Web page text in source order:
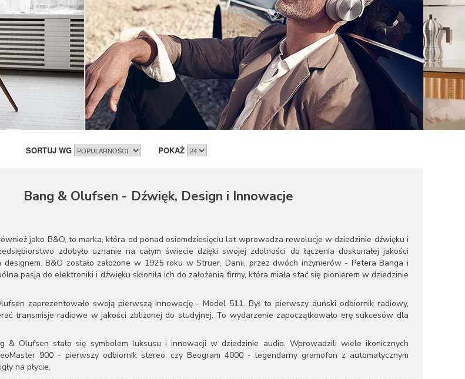
SORTUJ WG POKAŻ
Bang & Olufsen - Dźwięk, Design i Innowacje
jako B&O, to marka, która od ponad osiemdziesięciu lat wprowadza rewolucje w dziedzinie dźwięku i
zdobyło uznanie na całym świecie dzięki swojej zdolności do łączenia doskonałej jakości
designem. B&O zostało założone w 1925 roku w Struer, Danii, przez dwóch inżynierów - Petera Banga i
pasja do elektroniki i dźwięku skłoniła ich do założenia firmy, która miała stać się pionierem w dziedzinie
zaprezentowało swoją pierwszą innowację - Model 511. Był to pierwszy duński odbiornik radiowy,
transmisje radiowe w jakości zbliżonej do studyjnej. To wydarzenie zapoczątkowało erę sukcesów dla
& Olufsen stało się symbolem luksusu i innowacji w dziedzinie audio. Wprowadzili wiele ikonicznych
900 - pierwszy odbiornik stereo, czy Beogram 4000 - legendarny gramofon z automatycznym
na płycie.